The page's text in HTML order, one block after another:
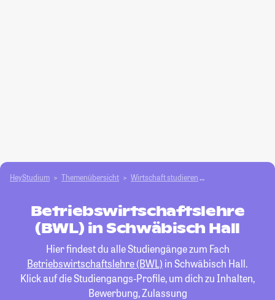
HeyStudium Themenübersicht Wirtschaft studieren
Betriebswirtschaftslehre
(BWL) in Schwäbisch Hall
Hier findest du alle Studiengänge zum Fach
Betriebswirtschaftslehre (BWL) in Schwäbisch Hall.
Klick auf die Studiengangs-Profile, um dich zu Inhalten,
Bewerbung, Zulassung